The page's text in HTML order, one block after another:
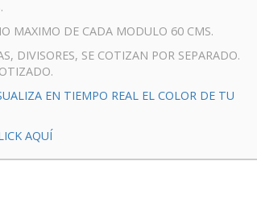
MAXIMO DE CADA MODULO 60 CMS.
DIVISORES, SE COTIZAN POR SEPARADO.
EN TIEMPO REAL EL COLOR DE TU
AQUÍ